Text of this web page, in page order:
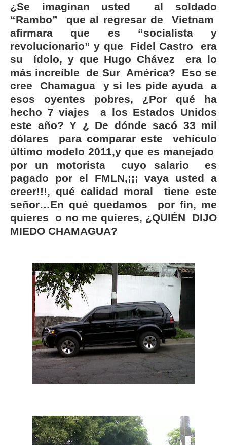
¿Se imaginan usted al soldado
“Rambo” que al regresar de
Vietnam
afirmara que es “socialista y
revolucionario” y que Fidel Castro era
su ídolo, y que Hugo Chávez era lo
más increíble de Sur América? Eso se
cree Chamagua y si les pide ayuda a
esos oyentes pobres, ¿Por qué ha
hecho 7 viajes a los Estados Unidos
este año? Y ¿ De dónde sacó 33 mil
dólares para comparar este vehículo
último modelo 2011,y que es manejado
por un motorista cuyo salario es
pagado por el FMLN,¡¡¡ vaya usted a
creer!!!, qué calidad moral tiene este
señor…En qué quedamos por fin, me
quieres o no me quieres, ¿QUIÉN DIJO
MIEDO CHAMAGUA?